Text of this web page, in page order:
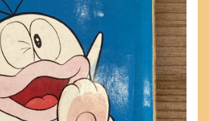
リユースショップ
フクフクロウ
お問い合わせ